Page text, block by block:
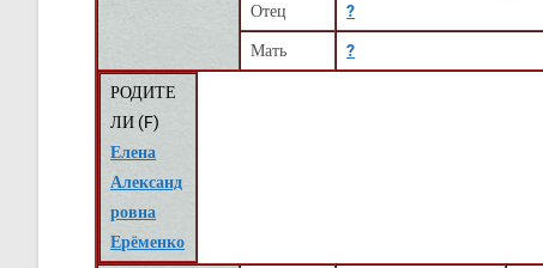
Отец ?
Мать ?
РОДИТЕ
ЛИ (F)
Елена
Александ
ровна
Ерёменко